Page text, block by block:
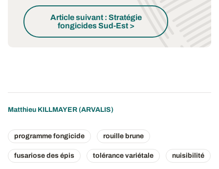
Article suivant : Stratégie
fongicides Sud-Est >
Matthieu KILLMAYER (ARVALIS)
programme fongicide rouille brune
fusariose des épis tolérance variétale nuisibilité